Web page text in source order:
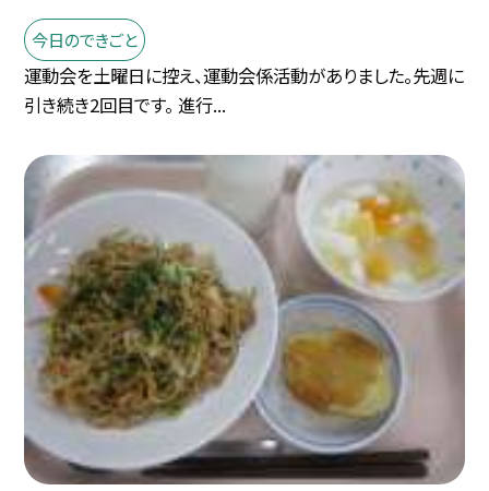
今日のできごと
運動会を土曜日に控え、運動会係活動がありました。先週に
引き続き2回目です。 進行...